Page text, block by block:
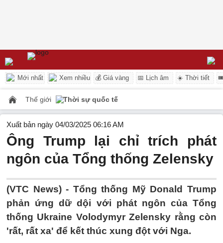
Mới nhất Xem nhiều 💰 Giá vàng 📅 Lịch âm ☀️ Thời tiết
Thế giới Thời sự quốc tế
Xuất bản ngày 04/03/2025 06:16 AM
Ông Trump lại chỉ trích phát
ngôn của Tổng thống Zelensky
(VTC News) - Tổng thống Mỹ Donald Trump
phản ứng dữ dội với phát ngôn của Tổng
thống Ukraine Volodymyr Zelensky rằng còn
'rất, rất xa' để kết thúc xung đột với Nga.